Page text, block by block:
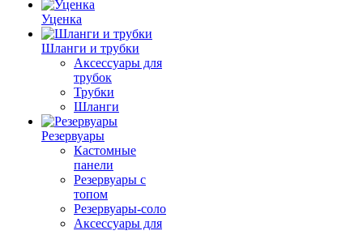
Уценка
Шланги и трубки
Аксессуары для
трубок
Трубки
Шланги
Резервуары
Кастомные
панели
Резервуары с
топом
Резервуары-соло
Аксессуары для